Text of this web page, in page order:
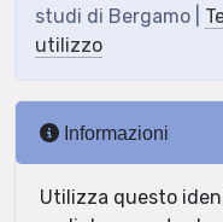
studi di Bergamo |
utilizzo
Informazioni
Utilizza questo